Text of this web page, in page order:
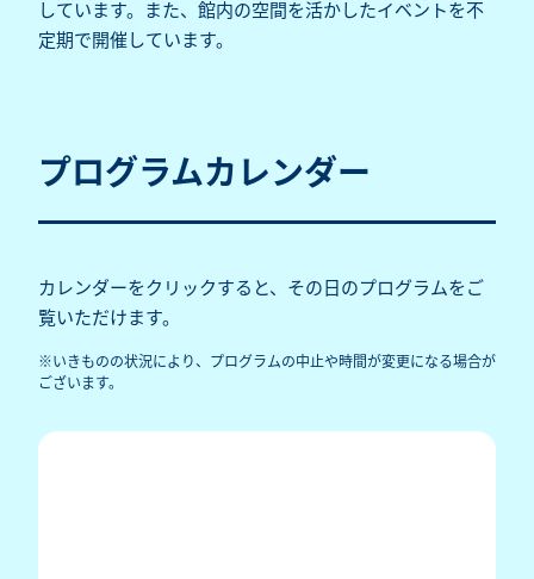
しています。また、館内の空間を活かしたイベントを不
定期で開催しています。
プログラムカレンダー
カレンダーをクリックすると、その日のプログラムをご
覧いただけます。
※いきものの状況により、プログラムの中止や時間が変更になる場合が
ございます。